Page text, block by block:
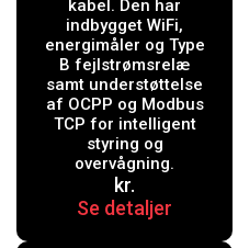
kabel - Inkl.
WiFi, måler
og Type B
fejlstrømsrel
æ
kabel. Den har
indbygget WiFi,
energimåler og Type
B fejlstrømsrelæ
samt understøttelse
af OCPP og Modbus
TCP for intelligent
styring og
overvågning.
kr.
Se detaljer